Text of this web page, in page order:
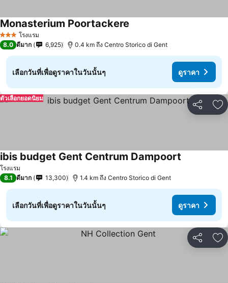
3 ดาว โรงแรม
Monasterium Poortackere
8.0 ดีมาก 6,925 0.4 km ถึง Centro Storico di Gent
เลือกวันที่เพื่อดูราคาในวันนั้นๆ ดูราคา
แชร์ เ
ตัวเลือกยอดนิยม
โรงแรม
ibis budget Gent Centrum Dampoort
8.1 ดีมาก 13,300 1.4 km ถึง Centro Storico di Gent
เลือกวันที่เพื่อดูราคาในวันนั้นๆ ดูราคา
แชร์ เ